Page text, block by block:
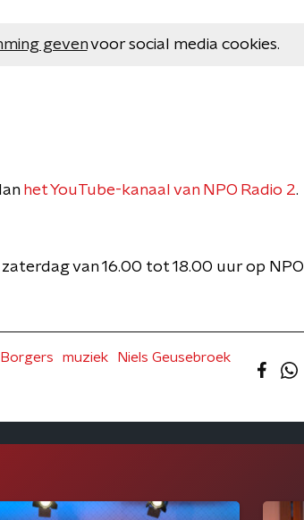
gevenvoor social media cookies.
het YouTube-kanaal van NPO Radio 2.
van 16.00 tot 18.00 uur op NPO
muziek
Niels Geusebroek